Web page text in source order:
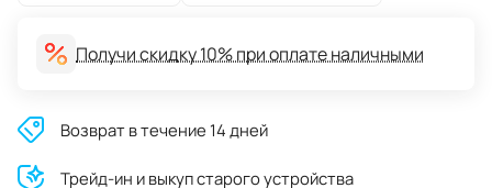
Получи скидку 10% при оплате наличными
Возврат в течение 14 дней
Трейд-ин и выкуп старого устройства